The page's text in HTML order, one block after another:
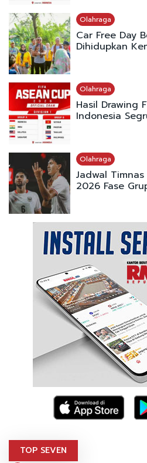
Olahraga
Car Free Day
Dihidupkan
Olahraga
Hasil Drawing
Indonesia
Olahraga
Jadwal
2026 Fase
TOP SEVEN